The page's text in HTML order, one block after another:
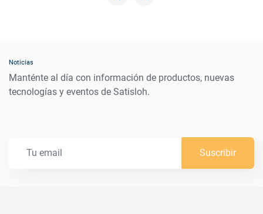
Noticias
Manténte al día con información de productos, nuevas
tecnologías y eventos de Satisloh.
Suscribir